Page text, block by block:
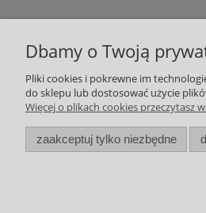
Dbamy o Twoją
Pliki cookies i pokrewne im
do sklepu lub dostosować użycie
Więcej o plikach cookies przeczytasz
zaakceptuj tylko niezbędne